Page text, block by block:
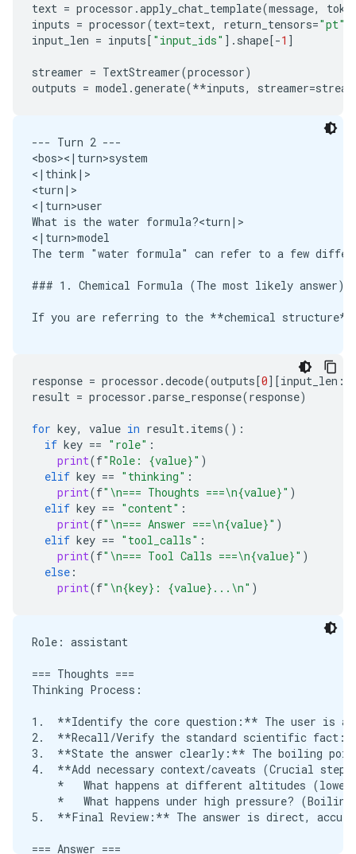
***
### 3. Hydration Formula (Biology/Chemistry)
In a biological or chemical context, the
*   **Hydration Shells:** The arrangement of
text = processor .apply_chat_template(message,
inputs = processor(text=text, return_tensors="pt"
input_len = inputs[ "input_ids" ] . shape[-1 ]
streamer = TextStreamer(processor)
outputs = model .generate(**inputs, streamer=
--- Turn 2 ---
<bos><|turn>system
<|think|>
<turn|>
<|turn>user
What is the water formula?<turn|>
<|turn>model
The term "water formula" can refer to a few
### 1. Chemical Formula (The most likely answer)
If you are referring to the **chemical
*   **H** stands for Hydrogen.
*   **O** stands for Oxygen.
*   The formula indicates that one molecule of
***
### 2. The Water Cycle Formula (Scientific
If you are referring to the **water cycle**, which
*   **Condensation:** Water vapor cools and
*   **Precipitation:** Water falls back to Earth
*   **Collection/Runoff:** Water gathers in
***
### 3. Hydration Formula (Biology/Chemistry)
In a biological or chemical context, the
*   **Solubility:** The ability of water to
*   **Hydration Shells:** The arrangement of
**Could you please provide a little more
<|turn>user
response = processor .decode(outputs[0][input_len
result = processor .parse_response(response)
for key, value in result. items():
if key == "role" :
print(f"Role: {value}" )
elif key == "thinking" :
print(f" \n=== Thoughts ===\n{value}" )
elif key == "content" :
print(f" \n=== Answer ===\n{value}" )
elif key == "tool_calls" :
print(f" \n=== Tool Calls ===\n{value}" )
else :
print(f" \n{key}: {value}... \n" )
Role: assistant
=== Thoughts ===
Thinking Process:
1.  **Identify the core question:** The user is
2.  **Recall/Verify the standard scientific fact:**
3.  **State the answer clearly:** The boiling
4.  **Add necessary context/caveats (Crucial
*   What happens at different altitudes
*   What happens under high pressure?
5.  **Final Review:** The answer is direct,
=== Answer ===